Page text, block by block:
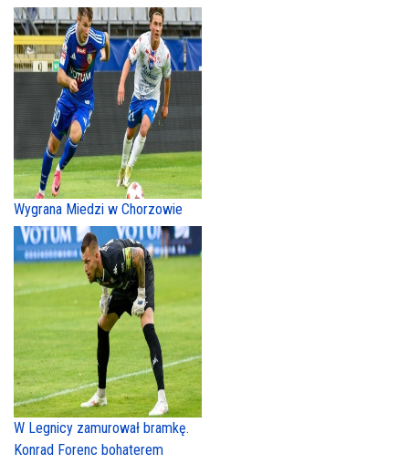
Wygrana Miedzi w Chorzowie
W Legnicy zamurował bramkę.
Konrad Forenc bohaterem